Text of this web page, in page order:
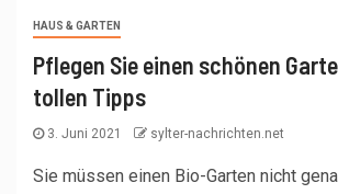
HAUS & GARTEN
Pflegen Sie einen schönen
tollen Tipps
3. Juni 2021 sylter-nachrichten.net
Sie müssen einen Bio-Garten nicht